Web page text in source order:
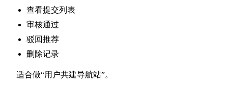
查看提交列表
审核通过
驳回推荐
删除记录
适合做“用户共建导航站”。